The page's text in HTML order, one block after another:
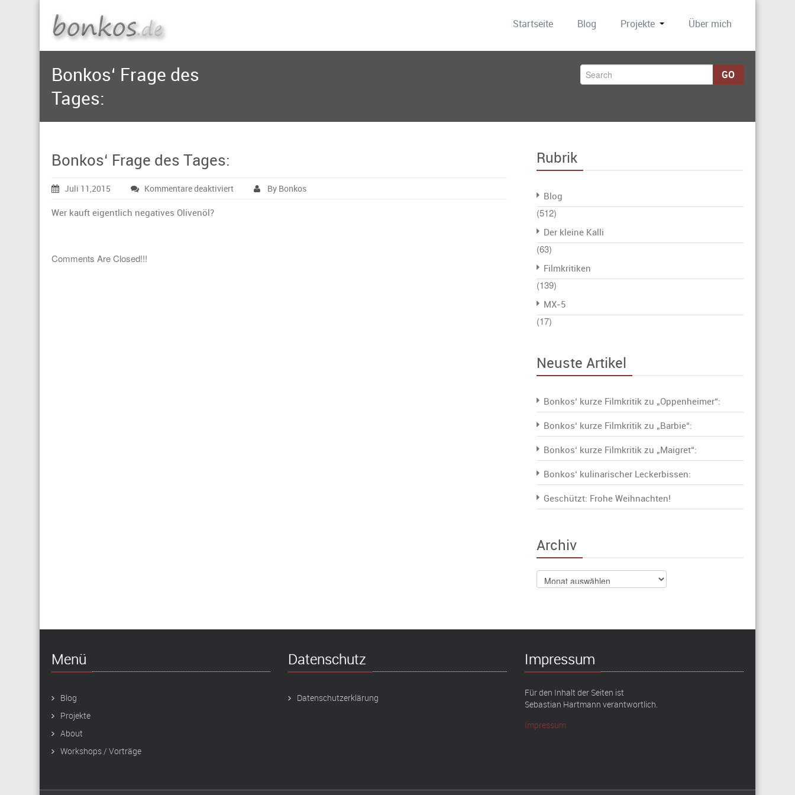
Startseite Blog Projekte Über mich
Bonkos‘ Frage des
Tages:
GO
Bonkos‘ Frage des Tages:
Juli 11,2015 Kommentare deaktiviertfür
By Bonkos
Wer kauft eigentlich negatives Olivenöl?
Comments Are Closed!!!
Rubrik
Blog
(512)
Der kleine Kalli
(63)
Filmkritiken
(139)
MX-5
(17)
Neuste Artikel
Bonkos‘ kurze Filmkritik zu „Oppenheimer“:
Bonkos‘ kurze Filmkritik zu „Barbie“:
Bonkos‘ kurze Filmkritik zu „Maigret“:
Bonkos‘ kulinarischer Leckerbissen:
Geschützt: Frohe Weihnachten!
Archiv
Archiv
Menü
Blog
Projekte
About
Workshops / Vorträge
Datenschutz
Datenschutzerklärung
Impressum
Für den Inhalt der Seiten ist
Sebastian Hartmann verantwortlich.
Impressum